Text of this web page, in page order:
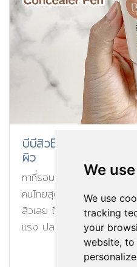
We
We use
tracking
your
website, to
บีบีสิวBK ปกปิดดีเวอร์
ผิว
ทากี่รอบก็สบายใจ ไม่ทำให้เป็
คนไทยสุด ๆ เกลี่ยง่ายไม่เป็น
สิวเลย ถึงไม่เป็นสิวก็ใช้ได้น้
แรง ปลอบประโลมพร้อมปก